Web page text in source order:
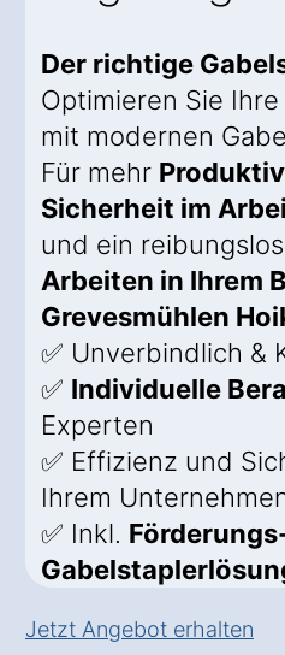
Der richtige
Optimieren Sie
mit modernen
Für mehr
Sicherheit im
und ein
Arbeiten in Ihrem
Grevesmühlen
✅ Unverbindlich &
✅ Individuelle
Experten
✅ Effizienz und
Ihrem
✅ Inkl.
Jetzt Angebot erhalten